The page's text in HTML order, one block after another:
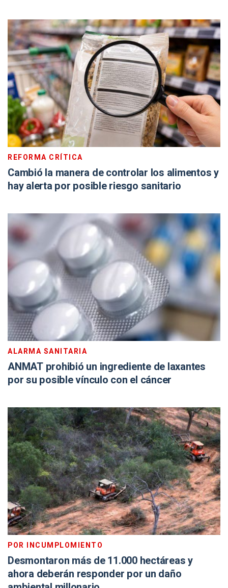
REFORMA CRÍTICA
Cambió la manera de controlar los alimentos y
hay alerta por posible riesgo sanitario
ALARMA SANITARIA
ANMAT prohibió un ingrediente de laxantes
por su posible vínculo con el cáncer
POR INCUMPLOMIENTO
Desmontaron más de 11.000 hectáreas y
ahora deberán responder por un daño